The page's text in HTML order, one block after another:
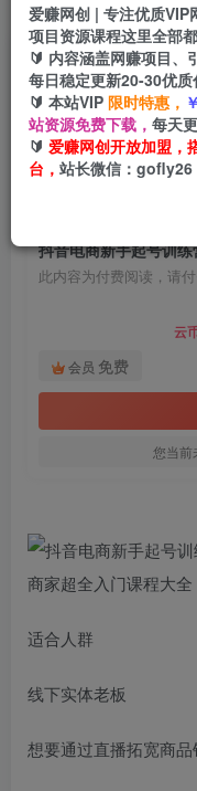
首页 创业课程 会员免费
抖音电商新手起号
门，新手商家超全
爱赚网创
2年前发布
此内容为付费阅读，请
云
会员 免费
您当前
适合人群
线下实体老板
想要通过直播拓宽商
爱赚网创 | 专注优质
项目资源课程这里全部
🔰 内容涵盖网赚项目、
每日稳定更新20-30优质
🔰 本站VIP 限时特惠，
站资源免费下载， 每天
🔰 爱赚网创开放加盟，
台， 站长微信：gofly26